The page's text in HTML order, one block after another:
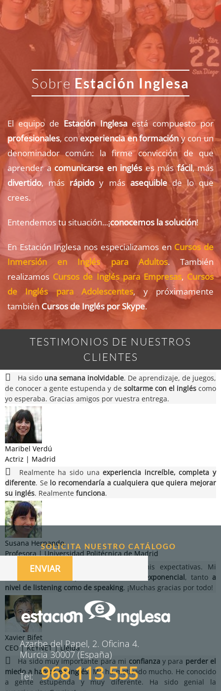
SobreEstación Inglesa
El equipo de EstaciónInglesaestá compuesto por
profesionales, conexperiencia en formacióny con un
denominador común: la firme convicción de que
aprender a comunicarse en inglés es másfácil, más
divertido, más rápido y más asequiblede lo que
crees.
Entendemos tu situación...¡conocemos la solución!
En Estación Inglesa nos especializamos en Cursos de
Inmersión en Inglés para Adultos. También
realizamos Cursos de Inglés para Empresas, Cursos
de Inglés para Adolescentes, y próximamente
también Cursos de Inglés por Skype.
TESTIMONIOS DE NUESTROS
CLIENTES
Ha sido una semana inolvidable. De aprendizaje, de juegos,
de conocer a gente estupenda y de soltarme con el ingléscomo
yo esperaba. Gracias amigos por vuestra entrega.
Maribel Verdú
Actriz | Madrid
Realmente ha sido unaexperiencia increíble, completa y
diferente. Se lo recomendaría a cualquiera que quiera mejorar
su inglés. Realmente funciona.
Susana Hernando
Profesora | Universidad Politécnica de Madrid
El curso ha cubierto con creces mis expectativas. Mi
evolución desde el primer día ha sido exponencial, tantoa
nivel de listening como de speaking. ¡Muchas gracias por todo!
Xavier Bifet
CEO | KEYNET | Lleida
Ha sido muy importante para mi confianza y para perder el
miedo a hablar en inglés. Me ha motivado mucho. He conocido
a gente estupenda y muy diferente. Ha sido genial la
SOLICITA NUESTRO CATÁLOGO
ENVIAR
Azarbe del Papel, 2. Oficina 4.
Murcia 30007 (España)
Tel: 968 113 555